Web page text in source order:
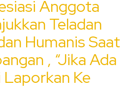
Anggota
Teladan
Humanis Saat
, “Jika Ada
Ke